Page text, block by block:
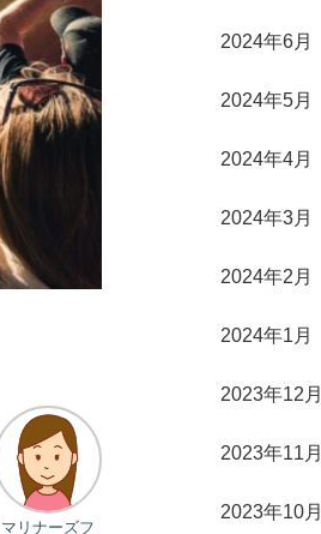
マリナーズフ
2024年6月
2024年5月
2024年4月
2024年3月
2024年2月
2024年1月
2023年12月
2023年11月
2023年10月